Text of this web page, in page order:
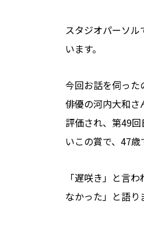
スタジオパーソ
います。
今回お話を伺った
俳優の河内大和さ
評価され、第49
いこの賞で、47歳
「遅咲き」と言
なかった」と語り